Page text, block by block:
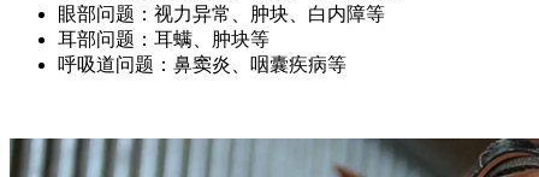
眼部问题：视力异常、肿块、白内障等
耳部问题：耳螨、肿块等
呼吸道问题：鼻窦炎、咽囊疾病等